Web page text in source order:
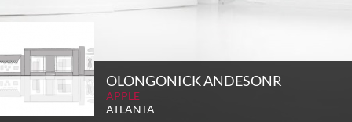
OLONGONICK ANDESONR
APPLE
ATLANTA